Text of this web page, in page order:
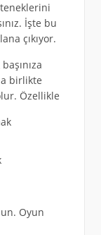
İşte bu
çıkıyor.
birlikte
Özellikle
Oyun